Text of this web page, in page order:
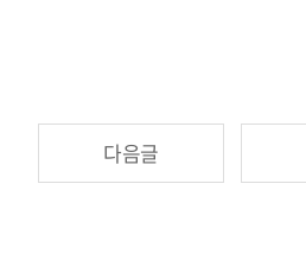
다음글